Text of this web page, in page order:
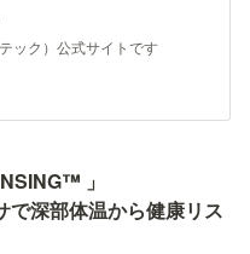
ック）公式サイトです
」
で深部体温から健康リス